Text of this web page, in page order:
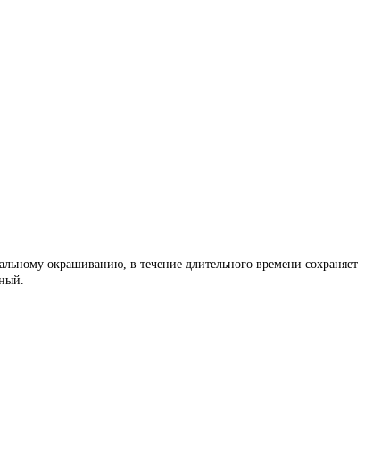
окрашиванию, в течение длительного времени сохраняет